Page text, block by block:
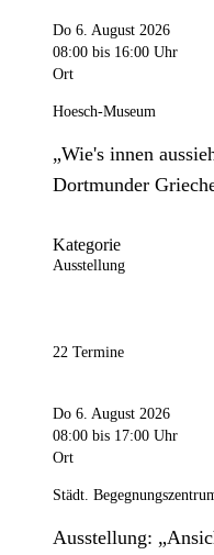
Do 6. August 2026
08:00 bis 16:00 Uhr
Ort
Hoesch-Museum
„Wie's innen
Dortmunder
Kategorie
Ausstellung
22 Termine
Do 6. August 2026
08:00 bis 17:00 Uhr
Ort
Städt.
Ausstellung: